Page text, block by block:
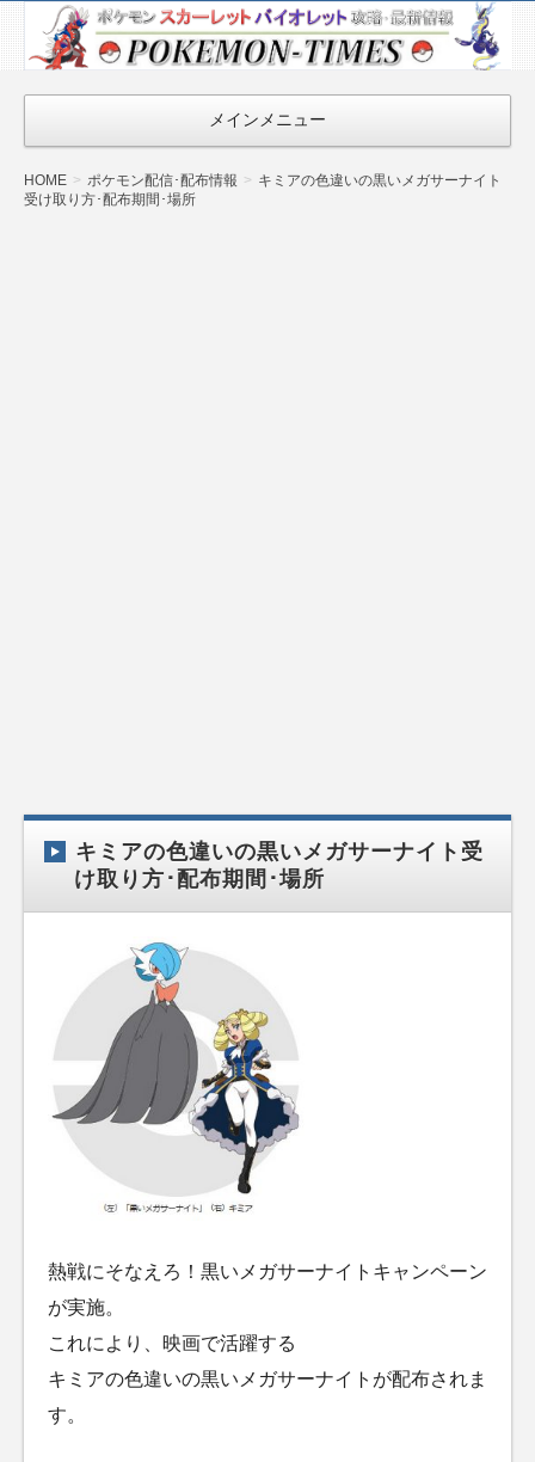
ポケモン最新
情報まとめ
『POKEMON-
TIMES』
メインメニュー
HOME ポケモン配信･配布情報
キミアの色違いの黒いメガサーナイト
受け取り方･配布期間･場所
キミアの色違いの黒いメガサーナイト受
け取り方･配布期間･場所
熱戦にそなえろ！黒いメガサーナイトキャンペーン
が実施。
これにより、映画で活躍する
キミアの色違いの黒いメガサーナイトが配布されま
す。